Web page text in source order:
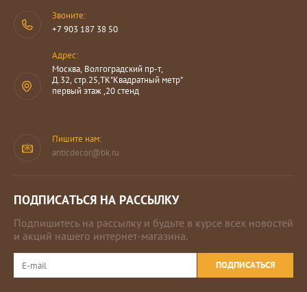
Звоните:
+7 903 187 38 50
Адрес:
Москва, Волгоградский пр-т,
Д.32, стр.25,ТК"Квадратный метр"
первый этаж ,20 стенд
Пишите нам:
anticdecor@bk.ru
ПОДПИСАТЬСЯ НА РАССЫЛКУ
Подпишитесь на рассылку и будьте в курсе всех новостей
и акций нашего интернет-магазина.
ПОДПИСАТЬСЯ